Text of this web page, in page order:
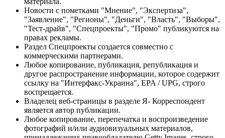
Новости с пометками "Мнение", "Экспертиза",
"Заявление", "Регионы", "Деньги", "Власть", "Выборы",
"Тест-драйв", "Спецпроекты", "Промо" публикуются на
правах рекламы.
Раздел Спецпроекты создается совместно с
коммерческими партнерами.
Любое копирование, публикация, републикация и
другое распространение информации, которое содержит
ссылку на "Интерфакс-Украина", EPA / UPG, строго
воспрещается.
Владелец веб-страницы в разделе Я- Корреспондент
является автор публикации.
Любое копирование, перепечатка и воспроизведение
фотографий и/или аудиовизуальных материалов,